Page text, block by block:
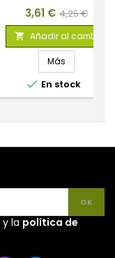
Precio
3,61 € Precio
base
4,25 €
 Añadir al carrito
Más
 En stock
y la política de